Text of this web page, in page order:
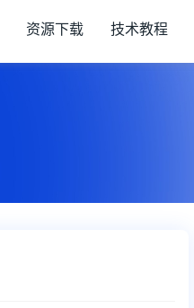
资源下载 技术教程